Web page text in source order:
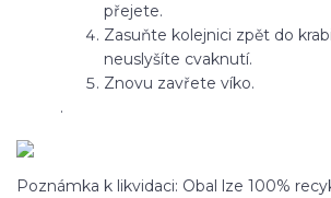
přejete.
Zasuňte kolejnici zpět do
neuslyšíte cvaknutí.
Znovu zavřete víko.
.
Poznámka k likvidaci: Obal lze 100%